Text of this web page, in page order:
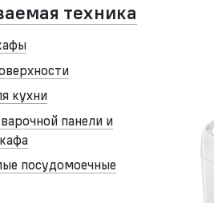
техника
кухни
панели и
посудомоечные